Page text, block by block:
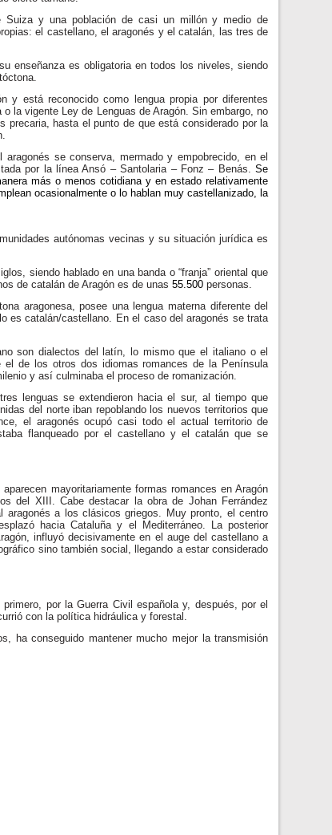
y una población de casi un millón y medio de
el castellano, el aragonés y el catalán, las tres de
enseñanza es obligatoria en todos los niveles, siendo
y está reconocido como lengua propia por diferentes
la vigente Ley de Lenguas de Aragón. Sin embargo, no
hasta el punto de que está considerado por la
se conserva, mermado y empobrecido, en el
por la línea Ansó – Santolaria – Fonz – Benás. Se
más o menos cotidiana y en estado relativamente
ocasionalmente o lo hablan muy castellanizado, la
autónomas vecinas y su situación jurídica es
siendo hablado en una banda o “franja” oriental que
de catalán de Aragón es de unas55.500personas.
aragonesa, posee una lengua materna diferente del
es catalán/castellano. En el caso del aragonés se trata
son dialectos del latín, lo mismo que el italiano o el
de los otros dos idiomas romances de la Península
y así culminaba el proceso de romanización.
lenguas se extendieron hacia el sur, al tiempo que
del norte iban repoblando los nuevos territorios que
el aragonés ocupó casi todo el actual territorio de
flanqueado por el castellano y el catalán que se
mayoritariamente formas romances en Aragón
del XIII. Cabe destacar la obra de Johan Ferrández
aragonés a los clásicos griegos. Muy pronto, el centro
hacia Cataluña y el Mediterráneo. La posterior
influyó decisivamente en el auge del castellano a
sino también social, llegando a estar considerado
por la Guerra Civil española y, después, por el
con la política hidráulica y forestal.
ha conseguido mantener mucho mejor la transmisión